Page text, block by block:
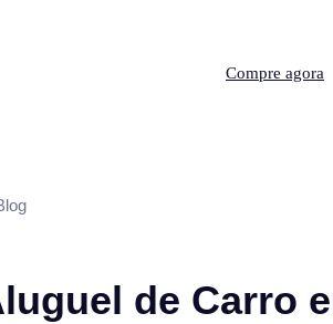
Compre agora
de Carro